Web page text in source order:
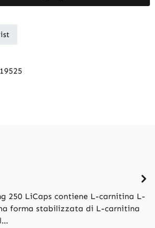
19525
250 LiCaps contiene L-carnitina L-
forma stabilizzata di L-carnitina